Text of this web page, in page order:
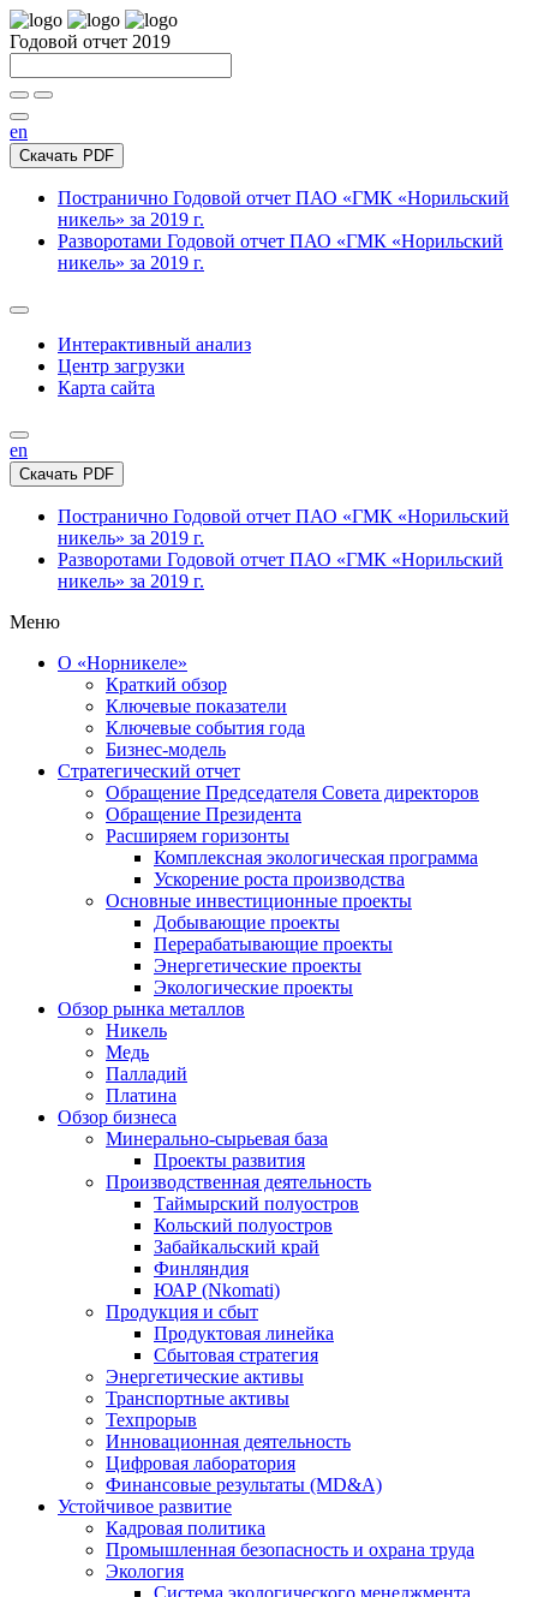
Годовой отчет 2019
en
Скачать PDF
Постранично Годовой отчет ПАО «ГМК «Норильский
никель» за 2019 г.
Разворотами Годовой отчет ПАО «ГМК «Норильский
никель» за 2019 г.
Интерактивный анализ
Центр загрузки
Карта сайта
en
Скачать PDF
Постранично Годовой отчет ПАО «ГМК «Норильский
никель» за 2019 г.
Разворотами Годовой отчет ПАО «ГМК «Норильский
никель» за 2019 г.
Меню
О «Норникеле»
Краткий обзор
Ключевые показатели
Ключевые события года
Бизнес-модель
Стратегический отчет
Обращение Председателя Совета директоров
Обращение Президента
Расширяем горизонты
Комплексная экологическая программа
Ускорение роста производства
Основные инвестиционные проекты
Добывающие проекты
Перерабатывающие проекты
Энергетические проекты
Экологические проекты
Обзор рынка металлов
Никель
Медь
Палладий
Платина
Обзор бизнеса
Минерально-сырьевая база
Проекты развития
Производственная деятельность
Таймырский полуостров
Кольский полуостров
Забайкальский край
Финляндия
ЮАР (Nkomati)
Продукция и сбыт
Продуктовая линейка
Сбытовая стратегия
Энергетические активы
Транспортные активы
Техпрорыв
Инновационная деятельность
Цифровая лаборатория
Финансовые результаты (MD&A)
Устойчивое развитие
Кадровая политика
Промышленная безопасность и охрана труда
Экология
Система экологического менеджмента